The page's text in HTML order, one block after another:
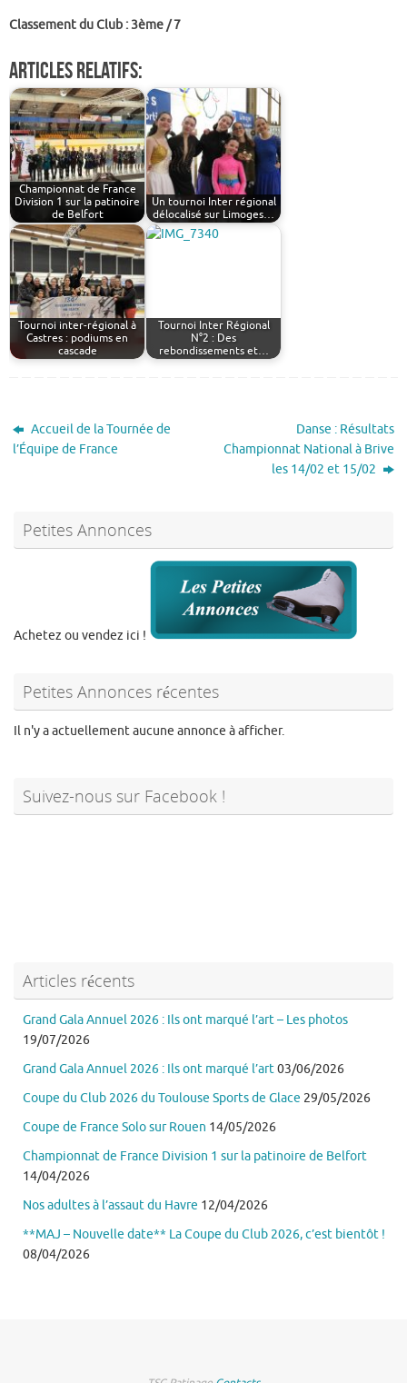
Classement du Club : 3ème / 7
Articles relatifs:
Championnat de France
Division 1 sur la patinoire
de Belfort
Un tournoi Inter régional
délocalisé sur Limoges…
Tournoi inter-régional à
Castres : podiums en
cascade
Tournoi Inter Régional
N°2 : Des
rebondissements et…
Accueil de la Tournée de
l’Équipe de France
Danse : Résultats
Championnat National à Brive
les 14/02 et 15/02
Petites Annonces
Achetez ou vendez ici !
Petites Annonces récentes
Il n'y a actuellement aucune annonce à afficher.
Suivez-nous sur Facebook !
Articles récents
Grand Gala Annuel 2026 : Ils ont marqué l’art – Les photos
19/07/2026
Grand Gala Annuel 2026 : Ils ont marqué l’art03/06/2026
Coupe du Club 2026 du Toulouse Sports de Glace 29/05/2026
Coupe de France Solo sur Rouen 14/05/2026
Championnat de France Division 1 sur la patinoire de Belfort
14/04/2026
Nos adultes à l’assaut du Havre 12/04/2026
**MAJ – Nouvelle date** La Coupe du Club 2026, c’est bientôt !
08/04/2026